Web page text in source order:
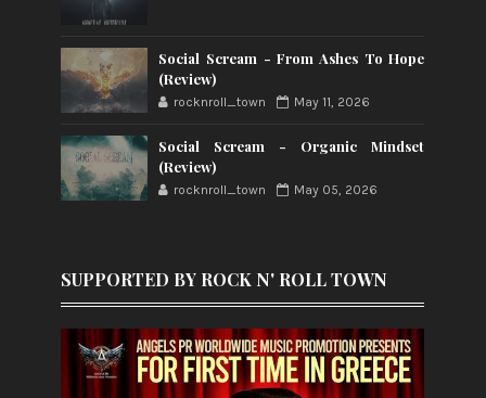
Social Scream - From Ashes To Hope
(Review)
rocknroll_town May 11, 2026
Social Scream - Organic Mindset
(Review)
rocknroll_town May 05, 2026
SUPPORTED BY ROCK N' ROLL TOWN